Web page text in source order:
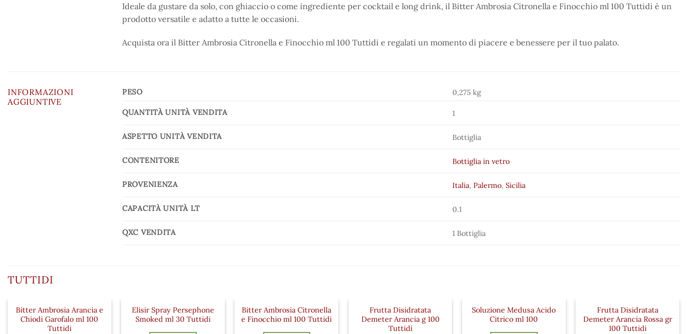
Ideale da gustare da solo, con ghiaccio o come ingrediente per cocktail e long drink, il Bitter Ambrosia Citronella e Finocchio ml 100 Tuttidi è un
prodotto versatile e adatto a tutte le occasioni.
Acquista ora il Bitter Ambrosia Citronella e Finocchio ml 100 Tuttidi e regalati un momento di piacere e benessere per il tuo palato.
INFORMAZIONI
AGGIUNTIVE
PESO 0,275 kg
QUANTITÀ UNITÀ VENDITA 1
ASPETTO UNITÀ VENDITA Bottiglia
CONTENITORE Bottiglia in vetro
PROVENIENZA Italia,Palermo,Sicilia
CAPACITÀ UNITÀ LT 0.1
QXC VENDITA 1 Bottiglia
TUTTIDI
Bitter Ambrosia Arancia e
Chiodi Garofalo ml 100
Tuttidi
Elisir Spray Persephone
Smoked ml 30 Tuttidi
Bitter Ambrosia Citronella
e Finocchio ml 100 Tuttidi
Frutta Disidratata
Demeter Arancia g 100
Tuttidi
Soluzione Medusa Acido
Citrico ml 100
Frutta Disidratata
Demeter Arancia Rossa gr
100 Tuttidi